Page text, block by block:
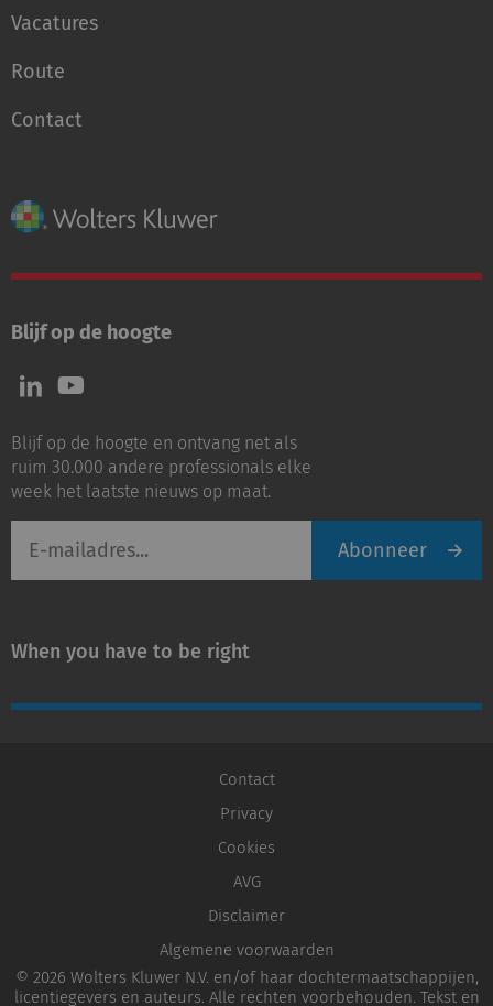
Vacatures
Route
Contact
Blijf op de hoogte
Volg
ons
LinkedIn
Volg
ons
Youtube
Blijf op de hoogte en ontvang net als
ruim 30.000 andere professionals elke
week het laatste nieuws op maat.
mailadres
Abonneer
When you have to be right
Contact
Privacy
Cookies
AVG
Disclaimer
Algemene voorwaarden
© 2026 Wolters Kluwer N.V. en/of haar dochtermaatschappijen,
licentiegevers en auteurs. Alle rechten voorbehouden. Tekst en